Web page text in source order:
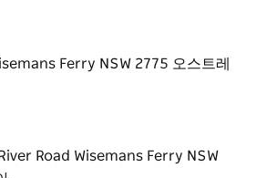
Ferry NSW 2775 오스트레